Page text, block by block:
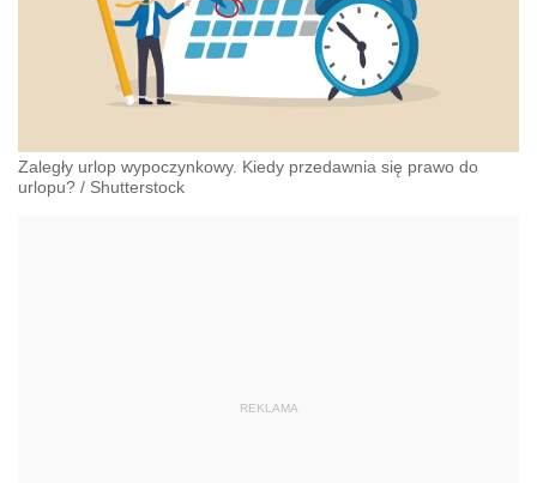
Zaległy urlop wypoczynkowy. Kiedy przedawnia się prawo do
urlopu? / Shutterstock